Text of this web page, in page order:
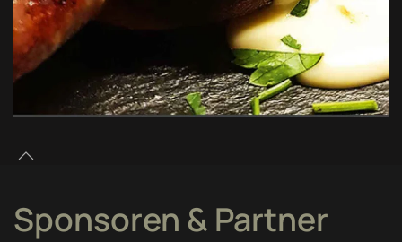
Sponsoren & Partner